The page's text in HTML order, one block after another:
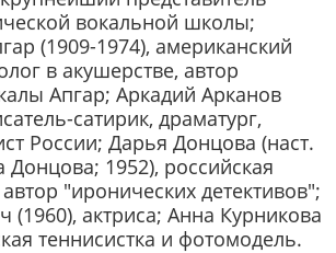
вокальной школы;
(1909-1974), американский
в акушерстве, автор
Апгар; Аркадий Арканов
сатирик, драматург,
России; Дарья Донцова (наст.
1952), российская
"иронических детективов";
(1960), актриса; Анна Курникова
теннисистка и фотомодель.